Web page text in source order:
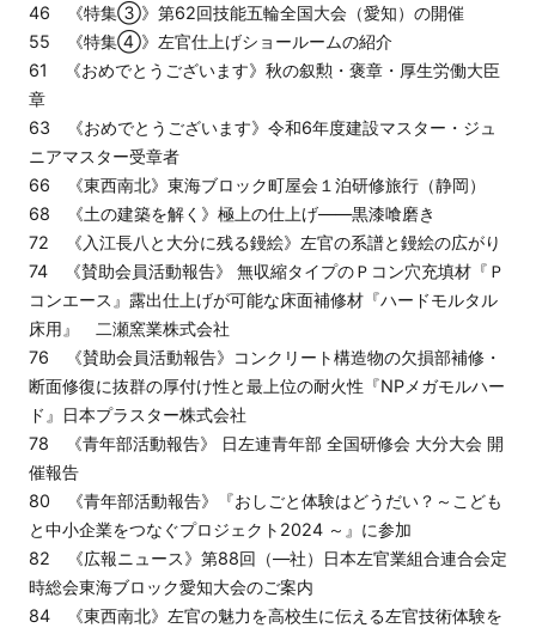
46 《特集③》第62回技能五輪全国大会（愛知）の開催
55 《特集④》左官仕上げショールームの紹介
61 《おめでとうございます》秋の叙勲・褒章・厚生労働大臣
章
63 《おめでとうございます》令和6年度建設マスター・ジュ
ニアマスター受章者
66 《東西南北》東海ブロック町屋会１泊研修旅行（静岡）
68 《土の建築を解く》極上の仕上げ――黒漆喰磨き
72 《入江長八と大分に残る鏝絵》左官の系譜と鏝絵の広がり
74 《賛助会員活動報告》 無収縮タイプのＰコン穴充填材『Ｐ
コンエース』露出仕上げが可能な床面補修材『ハードモルタル
床用』 二瀬窯業株式会社
76 《賛助会員活動報告》コンクリート構造物の欠損部補修・
断面修復に抜群の厚付け性と最上位の耐火性『NPメガモルハー
ド』日本プラスター株式会社
78 《青年部活動報告》 日左連青年部 全国研修会 大分大会 開
催報告
80 《青年部活動報告》『おしごと体験はどうだい？～こども
と中小企業をつなぐプロジェクト2024 ～』に参加
82 《広報ニュース》第88回（―社）日本左官業組合連合会定
時総会東海ブロック愛知大会のご案内
84 《東西南北》左官の魅力を高校生に伝える左官技術体験を